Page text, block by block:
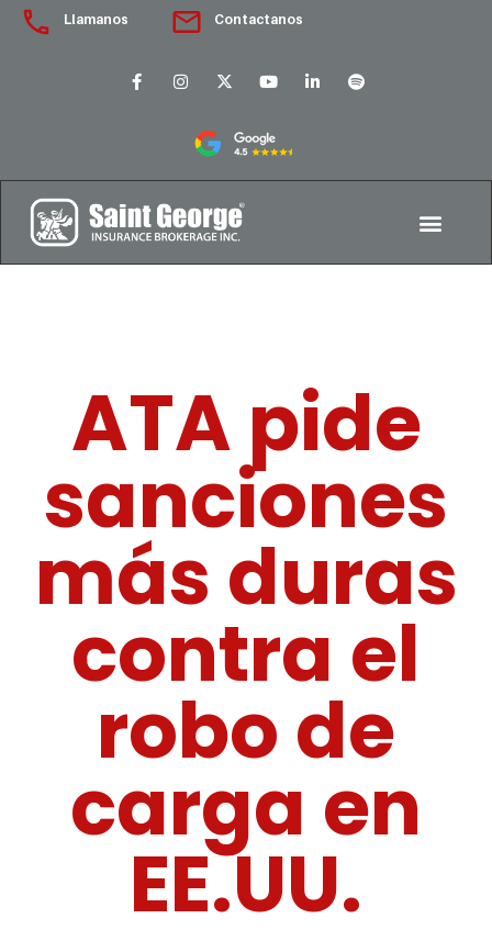
Llamanos Contactanos
ATA pide
sanciones
más duras
contra el
robo de
carga en
EE.UU.